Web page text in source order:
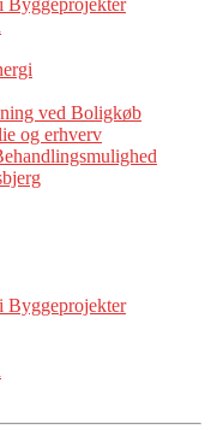
Byggeprojekter
ved Boligkøb
og erhverv
Byggeprojekter